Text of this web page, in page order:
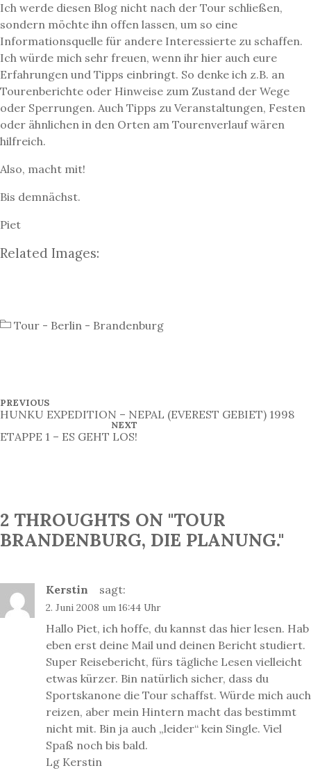
Ich werde diesen Blog nicht nach der Tour schließen,
sondern möchte ihn offen lassen, um so eine
Informationsquelle für andere Interessierte zu schaffen.
Ich würde mich sehr freuen, wenn ihr hier auch eure
Erfahrungen und Tipps einbringt. So denke ich z.B. an
Tourenberichte oder Hinweise zum Zustand der Wege
oder Sperrungen. Auch Tipps zu Veranstaltungen, Festen
oder ähnlichen in den Orten am Tourenverlauf wären
hilfreich.
Also, macht mit!
Bis demnächst.
Piet
Related Images:
Tour - Berlin - Brandenburg
B
e
i
g
s
i
P
R
E
V
I
PREVIOUS
HUNKU EXPEDITION – NEPAL (EVEREST GEBIET) 1998
N
E
X
NEXT
ETAPPE 1 – ES GEHT LOS!
2 THROUGHTS ON "TOUR
BRANDENBURG, DIE PLANUNG."
Kerstin sagt:
2. Juni 2008 um 16:44 Uhr
Hallo Piet, ich hoffe, du kannst das hier lesen. Hab
eben erst deine Mail und deinen Bericht studiert.
Super Reisebericht, fürs tägliche Lesen vielleicht
etwas kürzer. Bin natürlich sicher, dass du
Sportskanone die Tour schaffst. Würde mich auch
reizen, aber mein Hintern macht das bestimmt
nicht mit. Bin ja auch „leider“ kein Single. Viel
Spaß noch bis bald.
Lg Kerstin